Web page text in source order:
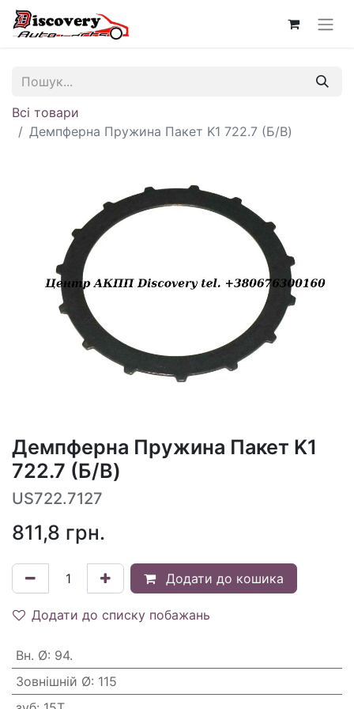
Всі товари
Демпферна Пружина Пакет K1 722.7 (Б/В)
Демпферна Пружина Пакет K1
722.7 (Б/В)
US722.7127
811,8 грн.
Додати до кошика
Додати до списку побажань
Вн. Ø: 94.
Зовнішній Ø: 115